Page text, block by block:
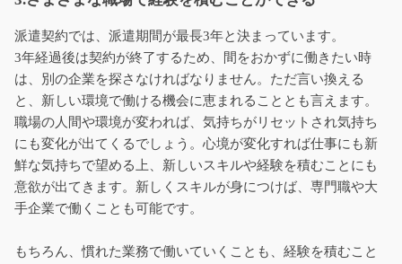
派遣契約では、派遣期間が最長3年と決まっています。
3年経過後は契約が終了するため、間をおかずに働きたい時
は、別の企業を探さなければなりません。ただ言い換える
と、新しい環境で働ける機会に恵まれることとも言えます。
職場の人間や環境が変われば、気持ちがリセットされ気持ち
にも変化が出てくるでしょう。心境が変化すれば仕事にも新
鮮な気持ちで望める上、新しいスキルや経験を積むことにも
意欲が出てきます。新しくスキルが身につけば、専門職や大
手企業で働くことも可能です。
もちろん、慣れた業務で働いていくことも、経験を積むこと